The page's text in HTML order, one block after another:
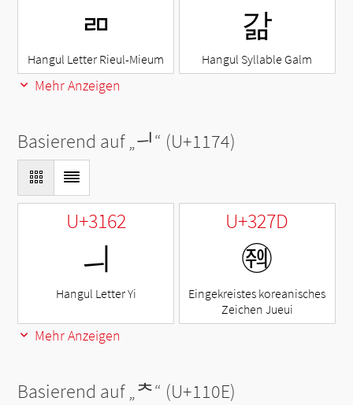
ㄻ
Hangul Letter Rieul-Mieum
갊
Hangul Syllable Galm
Mehr Anzeigen
Basierend auf „ᅴ“ (U+1174)
U+3162
ㅢ
Hangul Letter Yi
U+327D
㉽
Eingekreistes koreanisches
Zeichen Jueui
Mehr Anzeigen
Basierend auf „ᄎ“ (U+110E)